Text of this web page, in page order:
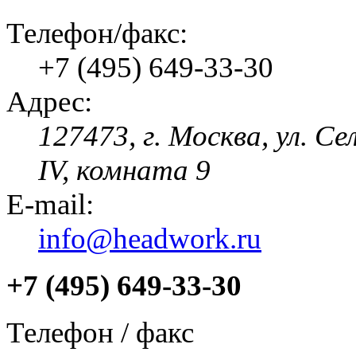
Телефон/факс:
+7 (495) 649-33-30
Адрес:
127473, г. Москва, ул.
IV, комната 9
E-mail:
info@headwork.ru
+7 (495) 649-33-30
Телефон / факс